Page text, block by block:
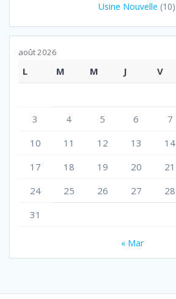
Usine Nouvelle (10)
août 2026
L M M J V
3
4 5 6 7
10
11 12 13 14
17
18 19 20 21
24
25 26 27 28
31
« Mar